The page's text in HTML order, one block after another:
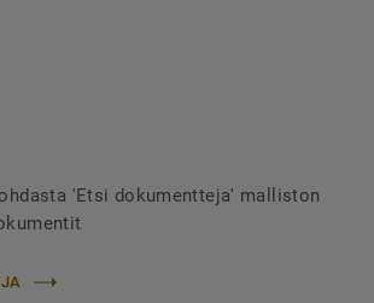
'Etsi dokumentteja' malliston